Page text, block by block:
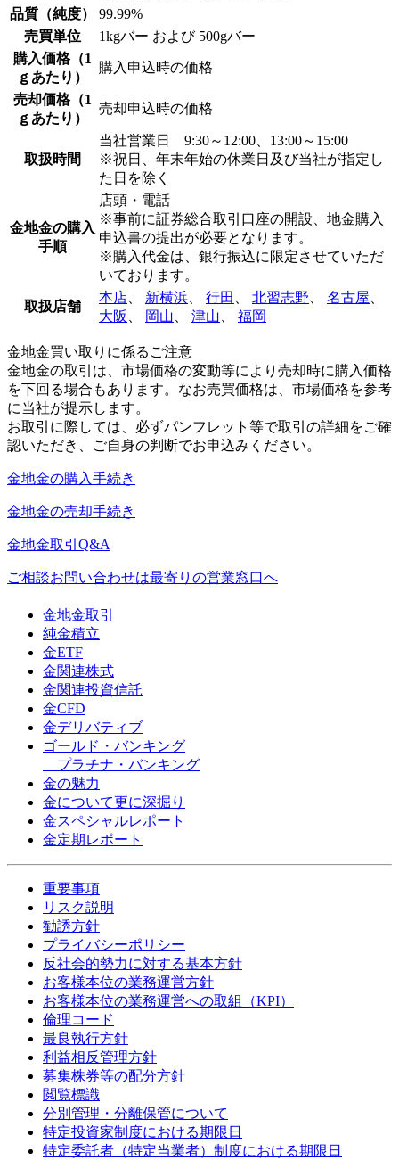
品質（純度）
99.99%
売買単位
1kgバー および 500gバー
購入価格（1
ｇあたり）
購入申込時の価格
売却価格（1
ｇあたり）
売却申込時の価格
取扱時間
当社営業日 9:30～12:00、13:00～15:00
※祝日、年末年始の休業日及び当社が指定し
た日を除く
金地金の購入
手順
店頭・電話
※事前に証券総合取引口座の開設、地金購入
申込書の提出が必要となります。
※購入代金は、銀行振込に限定させていただ
いております。
取扱店舗
本店 新横浜 行田 北習志野 名古屋
大阪
岡山 津山 福岡
金地金買い取りに係るご注意
金地金の取引は、市場価格の変動等により売却時に購入価格
を下回る場合もあります。なお売買価格は、市場価格を参考
に当社が提示します。
お取引に際しては、必ずパンフレット等で取引の詳細をご確
認いただき、ご自身の判断でお申込みください。
金地金の購入手続き
金地金の売却手続き
金地金取引Q&A
ご相談お問い合わせは最寄りの営業窓口へ
金地金取引
純金積立
金ETF
金関連株式
金関連投資信託
金CFD
金デリバティブ
ゴールド・バンキング
プラチナ・バンキング
金の魅力
金について更に深掘り
金スペシャルレポート
金定期レポート
重要事項
リスク説明
勧誘方針
プライバシーポリシー
反社会的勢力に対する基本方針
お客様本位の業務運営方針
お客様本位の業務運営への取組（KPI）
倫理コード
最良執行方針
利益相反管理方針
募集株券等の配分方針
閲覧標識
分別管理・分離保管について
特定投資家制度における期限日
特定委託者（特定当業者）制度における期限日